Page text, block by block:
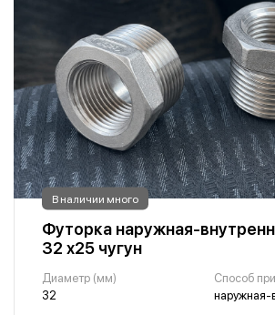
В наличии много
Футорка наружная-
32 х25 чугун
Диаметр (мм)
32
Способ
наружная-